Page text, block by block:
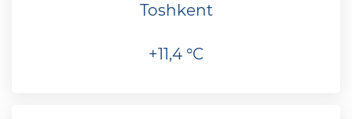
Toshkent
+11,4 °C